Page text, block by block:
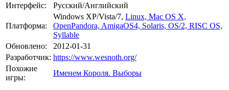
Интерфейс:
Русский/Английский
Платформа:
Windows XP/Vista/7, Linux, Mac OS X,
OpenPandora, AmigaOS4, Solaris, OS/2, RISC OS,
Syllable
Обновлено:
2012-01-31
Разработчик: https://www.wesnoth.org/
Похожие
игры:
Именем Короля. Выборы